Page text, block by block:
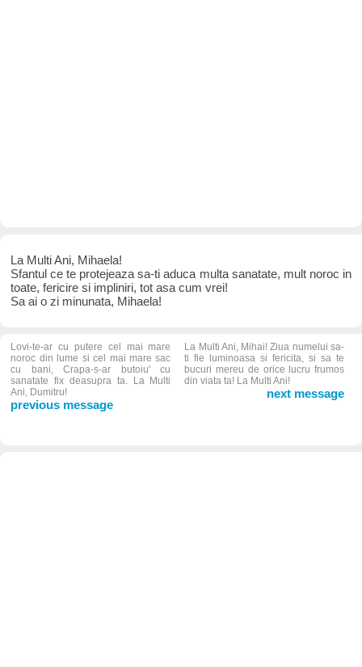
La Multi Ani, Mihaela!
Sfantul ce te protejeaza sa-ti aduca multa sanatate, mult noroc in
toate, fericire si impliniri, tot asa cum vrei!
Sa ai o zi minunata, Mihaela!
Lovi-te-ar cu putere cel mai mare
noroc din lume si cel mai mare sac
cu bani, Crapa-s-ar butoiu' cu
sanatate fix deasupra ta. La Multi
Ani, Dumitru!
previous message
La Multi Ani, Mihai! Ziua numelui sa-
ti fie luminoasa si fericita, si sa te
bucuri mereu de orice lucru frumos
din viata ta! La Multi Ani!
next message